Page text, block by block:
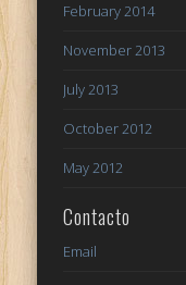
February 2014
November 2013
July 2013
October 2012
May 2012
Contacto
Email